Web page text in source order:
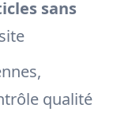
sans
qualité